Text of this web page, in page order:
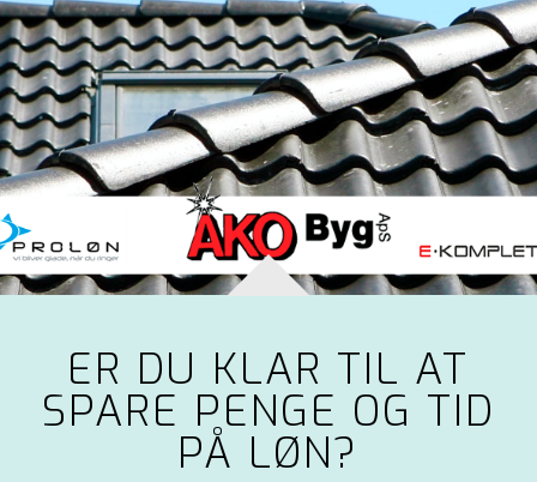
ER DU KLAR TIL AT
SPARE PENGE OG TID
PÅ LØN?